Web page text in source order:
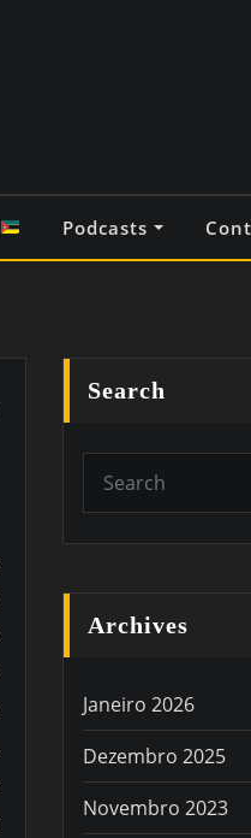
Podcasts
Search
Archives
Janeiro 2026
Dezembro 2025
Novembro 2023